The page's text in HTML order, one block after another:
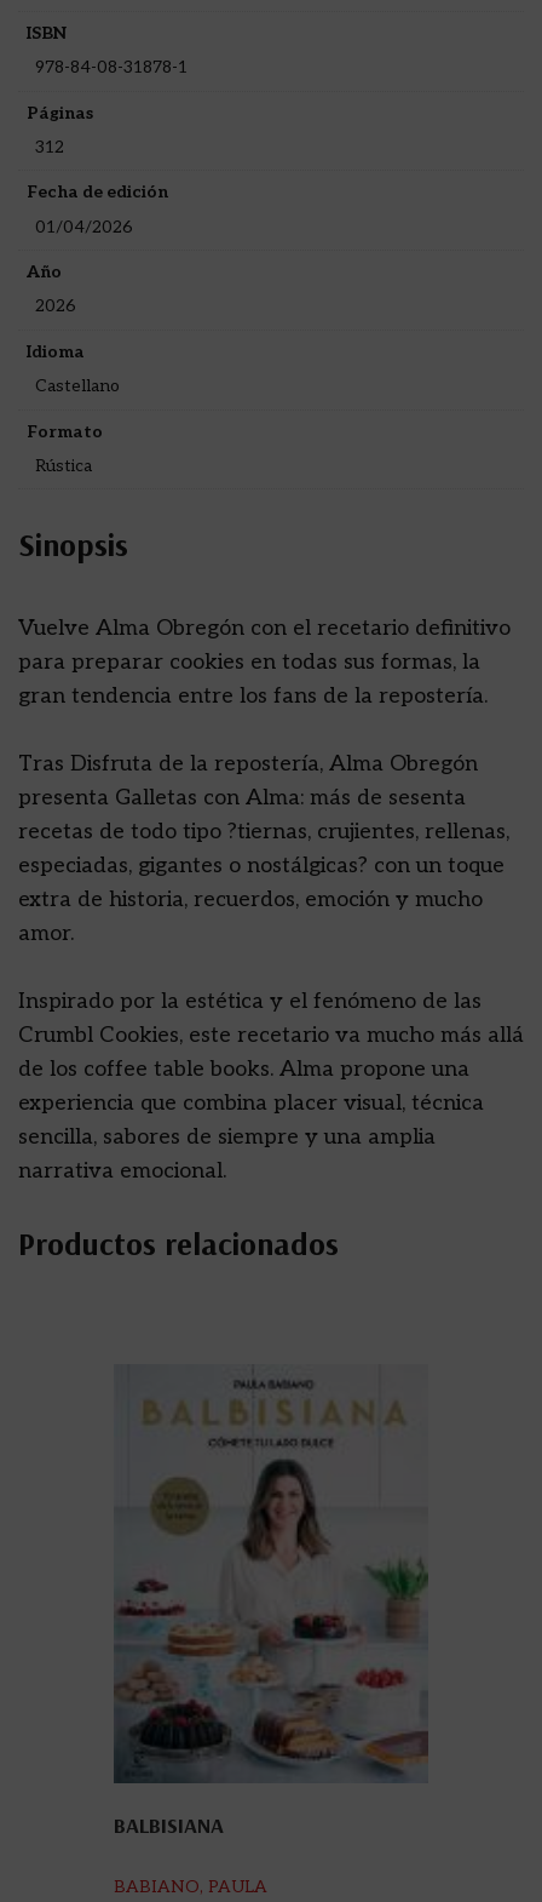
ISBN
978-84-08-31878-1
Páginas
312
Fecha de edición
01/04/2026
Año
2026
Idioma
Castellano
Formato
Rústica
Sinopsis
Vuelve Alma Obregón con el recetario definitivo
para preparar cookies en todas sus formas, la
gran tendencia entre los fans de la repostería.
Tras Disfruta de la repostería, Alma Obregón
presenta Galletas con Alma: más de sesenta
recetas de todo tipo ?tiernas, crujientes, rellenas,
especiadas, gigantes o nostálgicas? con un toque
extra de historia, recuerdos, emoción y mucho
amor.
Inspirado por la estética y el fenómeno de las
Crumbl Cookies, este recetario va mucho más allá
de los coffee table books. Alma propone una
experiencia que combina placer visual, técnica
sencilla, sabores de siempre y una amplia
narrativa emocional.
Productos relacionados
BALBISIANA
BABIANO, PAULA